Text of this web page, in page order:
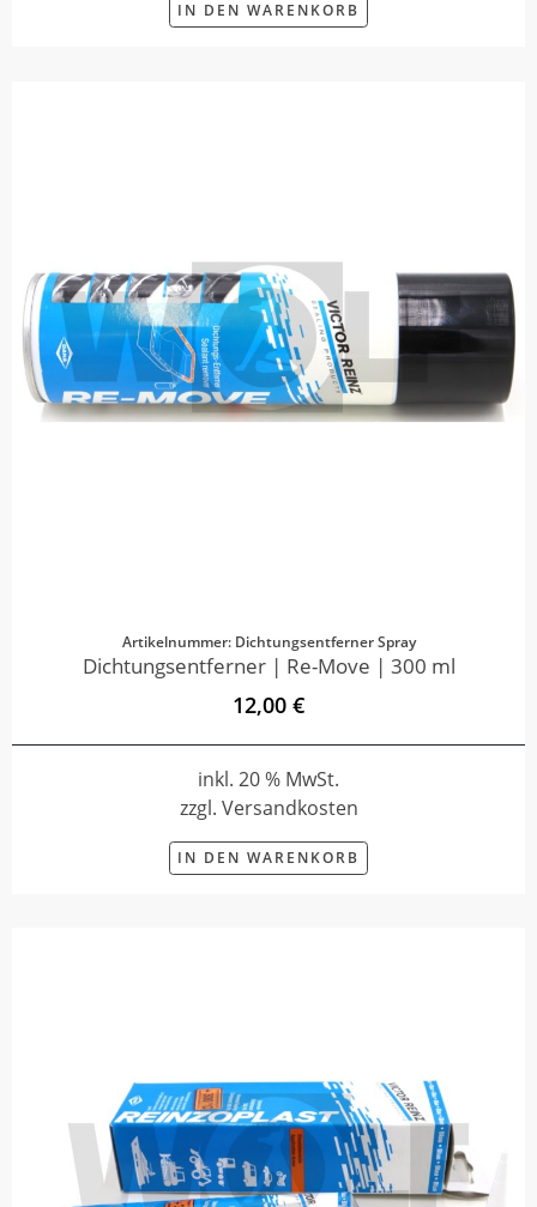
IN DEN WARENKORB
Artikelnummer: Dichtungsentferner Spray
Dichtungsentferner | Re-Move | 300 ml
12,00 €
inkl. 20 % MwSt.
zzgl. Versandkosten
IN DEN WARENKORB